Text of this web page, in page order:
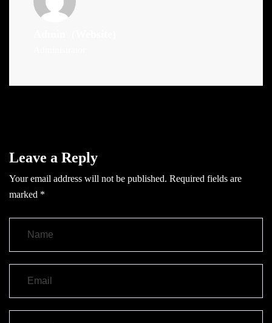
Leave a Reply
Your email address will not be published. Required fields are
marked *